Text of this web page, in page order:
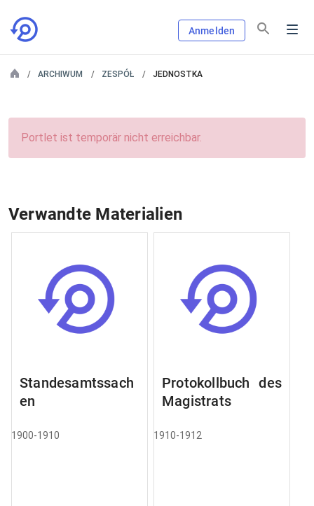
Anmelden
ARCHIWUM ZESPÓŁ JEDNOSTKA
Portlet ist temporär nicht erreichbar.
Verwandte Materialien
Standesamtssach
en
1900-1910
Protokollbuch des
Magistrats
1910-1912